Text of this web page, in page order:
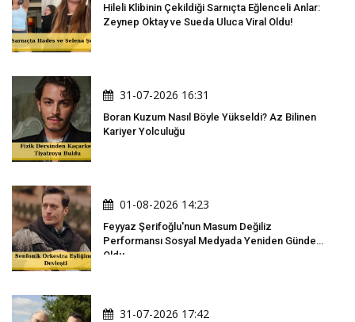
Hileli Klibinin Çekildiği Sarnıçta Eğlenceli Anlar:
Zeynep Oktay ve Sueda Uluca Viral Oldu!
31-07-2026 16:31
Boran Kuzum Nasıl Böyle Yükseldi? Az Bilinen
Kariyer Yolculuğu
01-08-2026 14:23
Feyyaz Şerifoğlu'nun Masum Değiliz
Performansı Sosyal Medyada Yeniden Gündem
Oldu
31-07-2026 17:42